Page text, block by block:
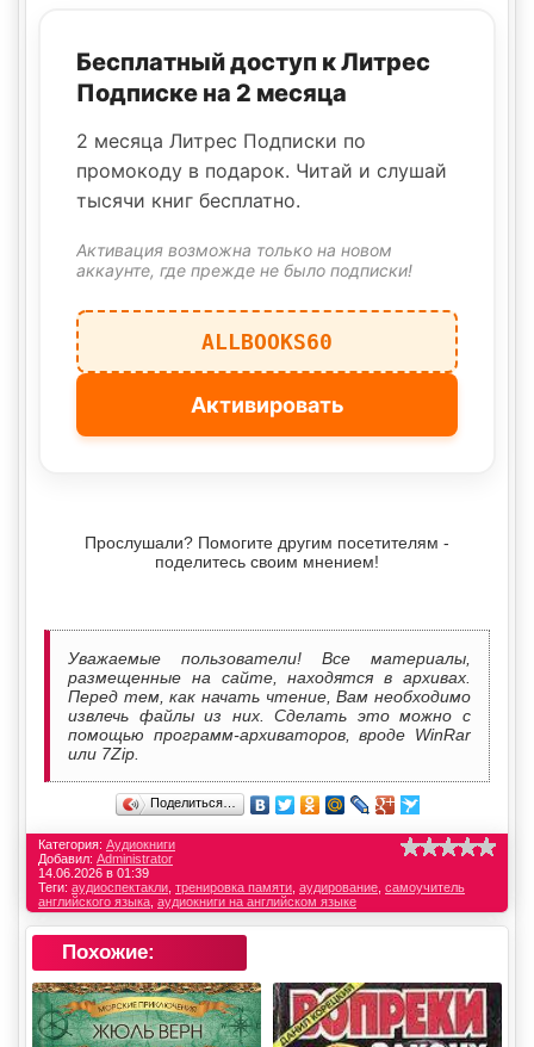
Бесплатный доступ к Литрес
Подписке на 2 месяца
2 месяца Литрес Подписки по
промокоду в подарок. Читай и слушай
тысячи книг бесплатно.
Активация возможна только на новом
аккаунте, где прежде не было подписки!
ALLBOOKS60
Активировать
Прослушали? Помогите другим посетителям -
поделитесь своим мнением!
Уважаемые пользователи! Все материалы,
размещенные на сайте, находятся в архивах.
Перед тем, как начать чтение, Вам необходимо
извлечь файлы из них. Сделать это можно с
помощью программ-архиваторов, вроде WinRar
или 7Zip.
Поделиться…
Категория: Аудиокниги
Добавил: Administrator
14.06.2026 в 01:39
Теги: аудиоспектакли тренировка памяти аудирование самоучитель
английского языка аудиокниги на английском языке
Похожие: